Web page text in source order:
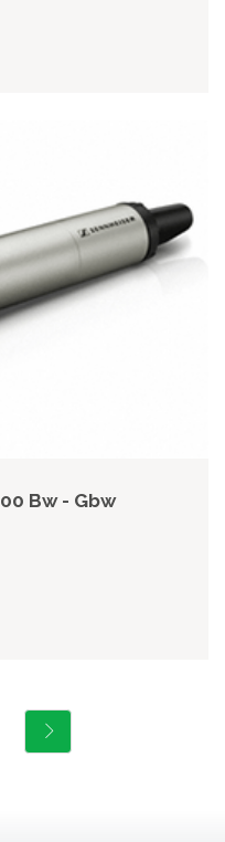
Bw - Gbw